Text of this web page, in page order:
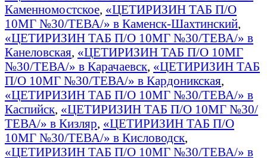
Каменномостское, «ЦЕТИРИЗИН ТАБ П/О
10МГ №30/ТЕВА/» в Каменск-Шахтинский,
«ЦЕТИРИЗИН ТАБ П/О 10МГ №30/ТЕВА/» в
Канеловская, «ЦЕТИРИЗИН ТАБ П/О 10МГ
№30/ТЕВА/» в Карачаевск, «ЦЕТИРИЗИН ТАБ
П/О 10МГ №30/ТЕВА/» в Кардоникская,
«ЦЕТИРИЗИН ТАБ П/О 10МГ №30/ТЕВА/» в
Каспийск, «ЦЕТИРИЗИН ТАБ П/О 10МГ №30/
ТЕВА/» в Кизляр, «ЦЕТИРИЗИН ТАБ П/О
10МГ №30/ТЕВА/» в Кисловодск,
«ЦЕТИРИЗИН ТАБ П/О 10МГ №30/ТЕВА/» в